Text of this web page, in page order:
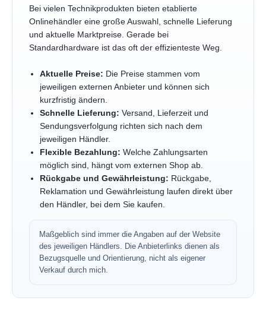
Bei vielen Technikprodukten bieten etablierte
Onlinehändler eine große Auswahl, schnelle Lieferung
und aktuelle Marktpreise. Gerade bei
Standardhardware ist das oft der effizienteste Weg.
Aktuelle Preise: Die Preise stammen vom
jeweiligen externen Anbieter und können sich
kurzfristig ändern.
Schnelle Lieferung: Versand, Lieferzeit und
Sendungsverfolgung richten sich nach dem
jeweiligen Händler.
Flexible Bezahlung: Welche Zahlungsarten
möglich sind, hängt vom externen Shop ab.
Rückgabe und Gewährleistung: Rückgabe,
Reklamation und Gewährleistung laufen direkt über
den Händler, bei dem Sie kaufen.
Maßgeblich sind immer die Angaben auf der Website
des jeweiligen Händlers. Die Anbieterlinks dienen als
Bezugsquelle und Orientierung, nicht als eigener
Verkauf durch mich.